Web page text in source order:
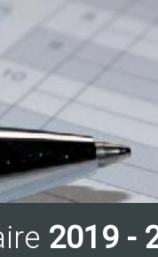
2019 -